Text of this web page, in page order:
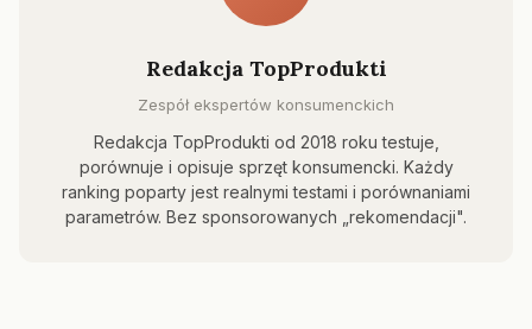
Redakcja TopProdukti
Zespół ekspertów konsumenckich
Redakcja TopProdukti od 2018 roku testuje,
porównuje i opisuje sprzęt konsumencki. Każdy
ranking poparty jest realnymi testami i porównaniami
parametrów. Bez sponsorowanych „rekomendacji".